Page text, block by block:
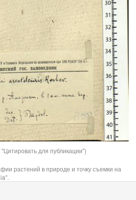
для публикации")
растений в природе и точку съемки на